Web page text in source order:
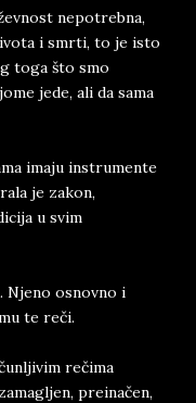
nepotrebna,
i smrti, to je isto
toga što smo
jede, ali da sama
imaju instrumente
je zakon,
u svim
Njeno osnovno i
te reči.
rečima
preinačen,